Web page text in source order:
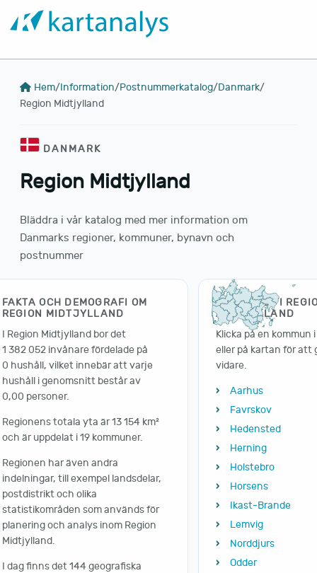
Hem/Information/Postnummerkatalog/Danmark/
Region Midtjylland
DANMARK
Region Midtjylland
Bläddra i vår katalog med mer information om
Danmarks regioner, kommuner, bynavn och
postnummer
FAKTA OCH DEMOGRAFI OM
REGION MIDTJYLLAND
I Region Midtjylland bor det
1 382 052 invånare fördelade på
0 hushåll, vilket innebär att varje
hushåll i genomsnitt består av
0,00 personer.
Regionens totala yta är 13 154 km²
och är uppdelat i 19 kommuner.
Regionen har även andra
indelningar, till exempel landsdelar,
postdistrikt och olika
statistikområden som används för
planering och analys inom Region
Midtjylland.
I dag finns det 144 geografiska
KOMMUNER I
MIDTJYLLAND
Klicka på en kommun
eller på kartan för att
vidare.
Aarhus
Favrskov
Hedensted
Herning
Holstebro
Horsens
Ikast-Brande
Lemvig
Norddjurs
Odder